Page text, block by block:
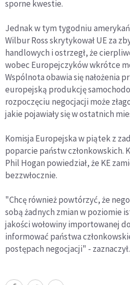
sporne kwestie.
Jednak w tym tygodniu
Wilbur Ross skrytykował UE za
handlowych i ostrzegł, że
wobec Europejczyków wkrótce
Wspólnota obawia się nałożenia
europejską produkcję
rozpoczęciu negocjacji może
jakie pojawiały się w ostatnich
Komisja Europejska w piątek z
poparcie państw członkowskich.
Phil Hogan powiedział, że KE
bezzwłocznie.
"Chcę również powtórzyć, że
sobą żadnych zmian w poziomie
jakości wołowiny importowanej
informować państwa
postępach negocjacji" - zaznaczył.